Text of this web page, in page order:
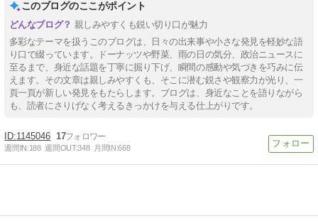
このブログのここがポイント
親しみやすくも鋭い切り口が魅力
多彩なテーマを扱うこのブログは、日々の出来事や小さな発見を軽妙な語
り口で綴っています。ドーナッツや野菜、雨の日の気分、政治ニュースに
至るまで、身近な話題を丁寧に掘り下げ、瞬間の感動や気づきを巧みに伝
えます。その文章は親しみやすくも、そこに潜む鋭さや観察力が光り、一
頁一頁が新しい発見をもたらします。ブログは、身近なことを語りながら
も、読者にさりげなく考えるきっかけを与える仕上がりです。
1145046 17
週間IN:188 週間OUT:348 月間IN:668